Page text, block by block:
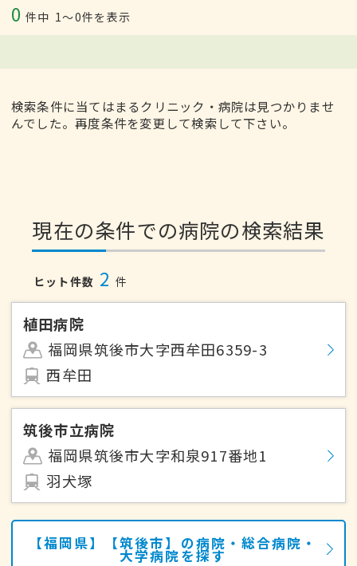
0 件中 1〜0件を表示
検索条件に当てはまるクリニック・病院は見つかりませ
んでした。再度条件を変更して検索して下さい。
現在の条件での病院の検索結果
ヒット件数 2 件
植田病院
福岡県筑後市大字西牟田6359-3
西牟田
筑後市立病院
福岡県筑後市大字和泉917番地1
羽犬塚
【福岡県】【筑後市】の病院・総合病院・
大学病院を探す